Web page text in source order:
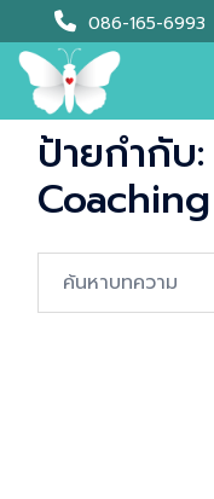
to
content
086-165-6993
ป้ายกำกับ:
Coaching
Search…